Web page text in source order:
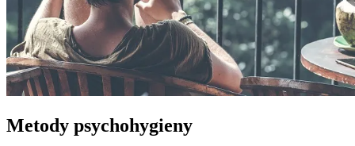
Metody psychohygieny